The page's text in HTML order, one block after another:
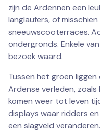
zijn de Ardennen een
langlaufers, of
sneeuwscooterraces.
ondergronds. Enkele
bezoek waard.
Tussen het groen
Ardense verleden,
komen weer tot leven
displays waar ridders
een slagveld veranderen.